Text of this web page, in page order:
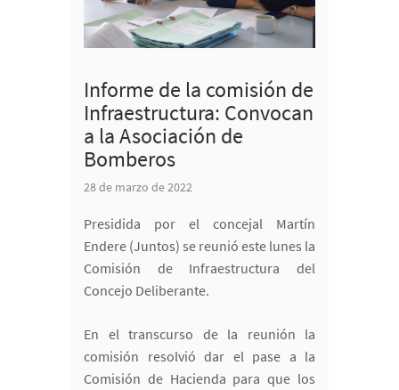
Informe de la comisión de
Infraestructura: Convocan
a la Asociación de
Bomberos
28 de marzo de 2022
Presidida por el concejal Martín
Endere (Juntos) se reunió este lunes la
Comisión de Infraestructura del
Concejo Deliberante.
En el transcurso de la reunión la
comisión resolvió dar el pase a la
Comisión de Hacienda para que los